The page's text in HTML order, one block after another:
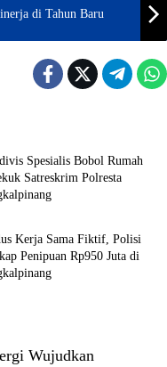
di Tahun Baru
Spesialis Bobol Rumah
Satreskrim Polresta
Kerja Sama Fiktif, Polisi
Penipuan Rp950 Juta di
Wujudkan